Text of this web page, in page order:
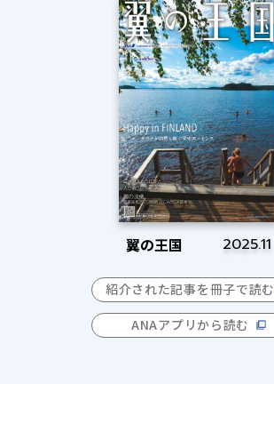
翼の王国 2025.11
紹介された記事を冊子で読む
ANAアプリから読む